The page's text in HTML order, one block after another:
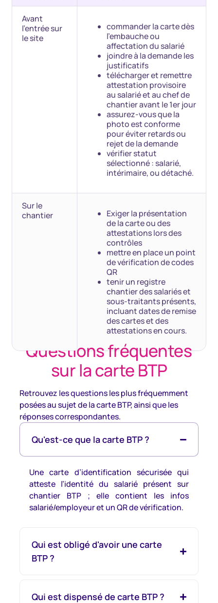
Avant
l'entrée sur
le site
commander la carte dès
l'embauche ou
affectation du salarié
joindre à la demande les
justificatifs
télécharger et remettre
attestation provisoire
au salarié et au chef de
chantier avant le 1er jour
assurez-vous que la
photo est conforme
pour éviter retards ou
rejet de la demande
vérifier statut
sélectionné : salarié,
intérimaire, ou détaché.
Sur le
chantier
Exiger la présentation
de la carte ou des
attestations lors des
contrôles
mettre en place un point
de vérification de codes
QR
tenir un registre
chantier des salariés et
sous-traitants présents,
incluant dates de remise
des cartes et des
attestations en cours.
Questions fréquentes
sur la carte BTP
Retrouvez les questions les plus fréquemment
posées au sujet de la carte BTP, ainsi que les
réponses correspondantes.
Qu'est-ce que la carte BTP ?
Une carte d’identification sécurisée qui
atteste l’identité du salarié présent sur
chantier BTP ; elle contient les infos
salarié/employeur et un QR de vérification.
Qui est obligé d'avoir une carte
BTP ?
Qui est dispensé de carte BTP ?